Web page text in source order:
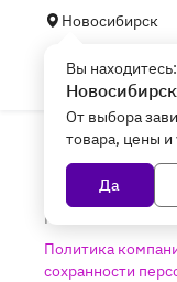
Новосибирск
Вы находитесь:
От выбора
товара, цены и
Да
Информация
О компании
Реквизиты
Политика
сохранности